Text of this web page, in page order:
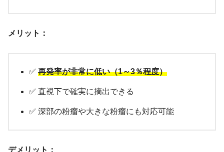
メリット：
✅ 再発率が非常に低い（1～3％程度）
✅ 直視下で確実に摘出できる
✅ 深部の粉瘤や大きな粉瘤にも対応可能
デメリット：